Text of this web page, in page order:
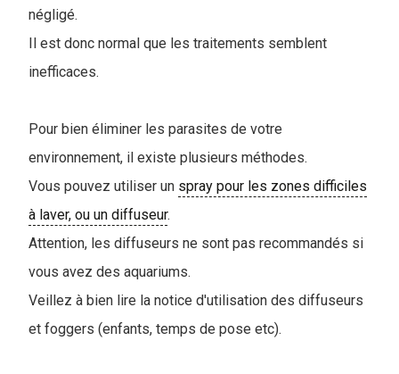
négligé.
Il est donc normal que les traitements semblent
inefficaces.
Pour bien éliminer les parasites de votre
environnement, il existe plusieurs méthodes.
Vous pouvez utiliser un spray pour les zones difficiles
à laver, ou un diffuseur.
Attention, les diffuseurs ne sont pas recommandés si
vous avez des aquariums.
Veillez à bien lire la notice d'utilisation des diffuseurs
et foggers (enfants, temps de pose etc).